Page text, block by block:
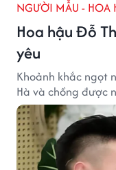
NGƯỜI MẪU - HOA
Hoa hậu Đỗ
yêu
Khoảnh khắc ngọt
Hà và chồng được